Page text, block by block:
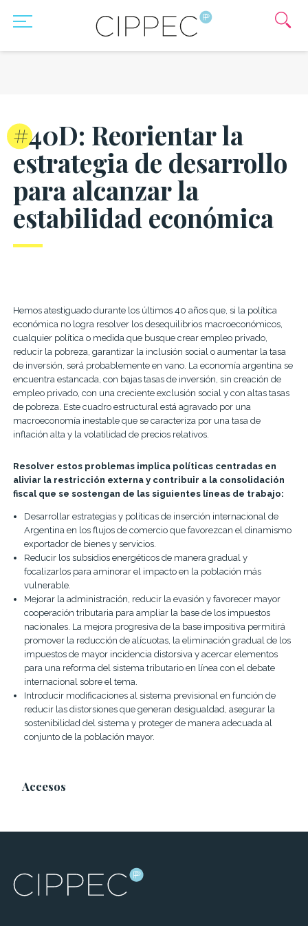
#40D: Reorientar la
estrategia de desarrollo
para alcanzar la
estabilidad económica
Hemos atestiguado durante los últimos 40 años que, si la política
económica no logra resolver los desequilibrios macroeconómicos,
cualquier política o medida que busque crear empleo privado,
reducir la pobreza, garantizar la inclusión social o aumentar la tasa
de inversión, será probablemente en vano. La economía argentina se
encuentra estancada, con bajas tasas de inversión, sin creación de
empleo privado, con una creciente exclusión social y con altas tasas
de pobreza. Este cuadro estructural está agravado por una
macroeconomía inestable que se caracteriza por una tasa de
inflación alta y la volatilidad de precios relativos.
Resolver estos problemas implica políticas centradas en
aliviar la restricción externa y contribuir a la consolidación
fiscal que se sostengan de las siguientes líneas de trabajo:
Desarrollar estrategias y políticas de inserción internacional de
Argentina en los flujos de comercio que favorezcan el dinamismo
exportador de bienes y servicios.
Reducir los subsidios energéticos de manera gradual y
focalizarlos para aminorar el impacto en la población más
vulnerable.
Mejorar la administración, reducir la evasión y favorecer mayor
cooperación tributaria para ampliar la base de los impuestos
nacionales. La mejora progresiva de la base impositiva permitirá
promover la reducción de alícuotas, la eliminación gradual de los
impuestos de mayor incidencia distorsiva y acercar elementos
para una reforma del sistema tributario en línea con el debate
internacional sobre el tema.
Introducir modificaciones al sistema previsional en función de
reducir las distorsiones que generan desigualdad, asegurar la
sostenibilidad del sistema y proteger de manera adecuada al
conjunto de la población mayor.
Accesos